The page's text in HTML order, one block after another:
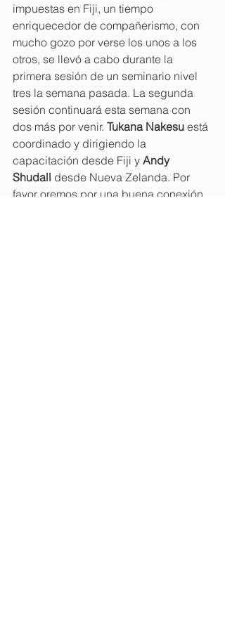
impuestas en Fiji, un tiempo
enriquecedor de compañerismo, con
mucho gozo por verse los unos a los
otros, se llevó a cabo durante la
primera sesión de un seminario nivel
tres la semana pasada. La segunda
sesión continuará esta semana con
dos más por venir. Tukana Nakesu está
coordinado y dirigiendo la
capacitación desde Fiji y Andy
Shudall desde Nueva Zelanda. Por
favor oremos por una buena conexión